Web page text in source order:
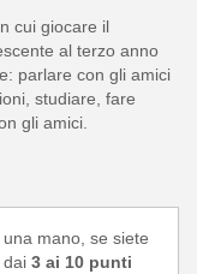
cui giocare il
al terzo anno
parlare con gli amici
studiare, fare
gli amici.
mano, se siete
dai 3 ai 10 punti